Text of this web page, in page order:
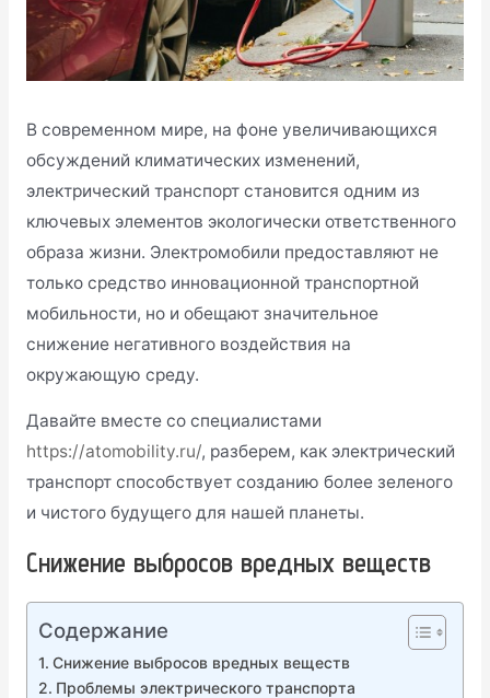
В современном мире, на фоне увеличивающихся
обсуждений климатических изменений,
электрический транспорт становится одним из
ключевых элементов экологически ответственного
образа жизни. Электромобили предоставляют не
только средство инновационной транспортной
мобильности, но и обещают значительное
снижение негативного воздействия на
окружающую среду.
Давайте вместе со специалистами
https://atomobility.ru/, разберем, как электрический
транспорт способствует созданию более зеленого
и чистого будущего для нашей планеты.
Снижение выбросов вредных веществ
Содержание
Снижение выбросов вредных веществ
Проблемы электрического транспорта